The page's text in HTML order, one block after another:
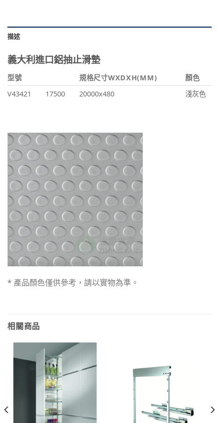
描述
義大利進口鋁抽止滑墊
型號 規格尺寸WXDXH(MM)
顏色
V43421
17500 20000x480 淺灰色
* 產品顏色僅供參考，請以實物為準。
相關商品